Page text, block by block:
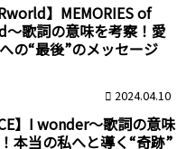
】MEMORIES of
～歌詞の意味を考察！愛
の“最後”のメッセージ
2024.04.10
】I wonder～歌詞の意味
本当の私へと導く“奇跡”